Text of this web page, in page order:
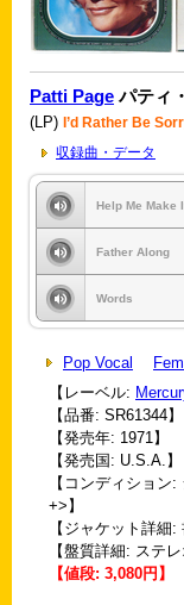
Patti Page パティ
(LP) I’d Rather Be
収録曲・データ
Help Me Make
Father Along
Words
Pop Vocal
【レーベル:
【品番: SR61344】
【発売年: 1971】
【発売国: U.S.A.】
【コンディショ
+>】
【ジャケット詳細
【盤質詳細: ステ
【値段: 3,080円】